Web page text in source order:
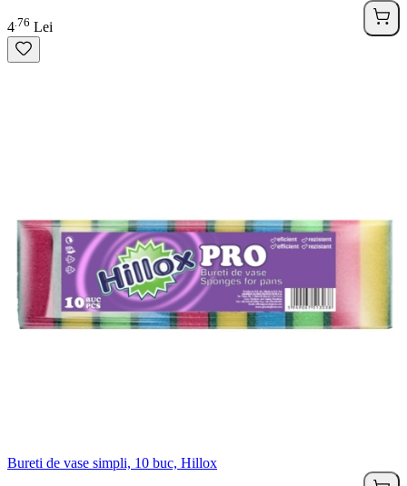
4 76 Lei
Bureti de vase simpli, 10 buc, Hillox